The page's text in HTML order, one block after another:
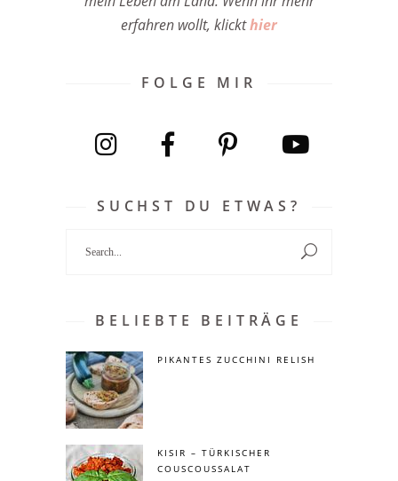
erfahren wollt, klickthier
FOLGE MIR
SUCHST DU ETWAS?
BELIEBTE BEITRÄGE
PIKANTES ZUCCHINI RELISH
KISIR – TÜRKISCHER
COUSCOUSSALAT